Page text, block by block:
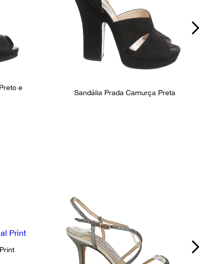
e
Sandália Prada Camurça Preta